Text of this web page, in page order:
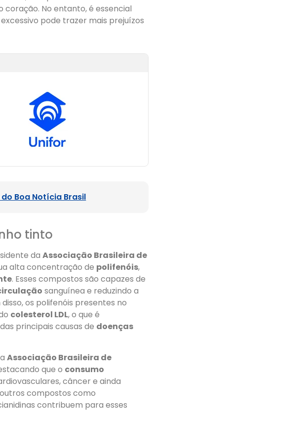
No entanto, é essencial
pode trazer mais prejuízos
Boa Notícia Brasil
tinto
daAssociação Brasileira de
alta concentração de polifenóis,
. Esses compostos são capazes de
sanguínea e reduzindo a
os polifenóis presentes no
colesterol LDL, o que é
principais causas de doenças
Associação Brasileira de
que o consumo
câncer e ainda
compostos como
contribuem para esses